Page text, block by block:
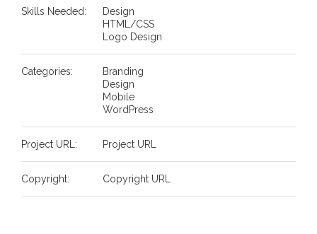
Skills Needed:
Design
HTML/CSS
Logo Design
Categories:
Branding
Design
Mobile
WordPress
Project URL: Project URL
Copyright: Copyright URL